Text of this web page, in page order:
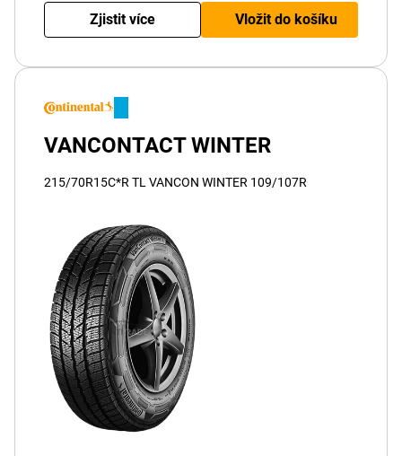
Zjistit více Vložit do košíku
VANCONTACT WINTER
215/70R15C*R TL VANCON WINTER 109/107R